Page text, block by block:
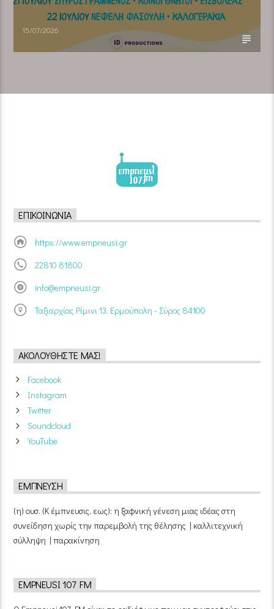
15/07/2026
ΕΠΙΚΟΙΝΩΝΊΑ
https://www.empneusi.gr
22810 81800
info@empneusi.gr
Ταξιαρχίας Ρίμινι 13, Ερμούπολη - Σύρος 84100
ΑΚΟΛΟΥΘΉΣΤΕ ΜΑΣ!
Facebook
Instagram
Twitter
Soundcloud
YouTube
ΈΜΠΝΕΥΣΗ
(η) ουσ. (Κ έμπνευσις, εως): η ξαφνική γένεση μιας ιδέας στη
συνείδηση χωρίς την παρεμβολή της θέλησης | καλλιτεχνική
σύλληψη | παρακίνηση
EMPNEUSI 107 FM